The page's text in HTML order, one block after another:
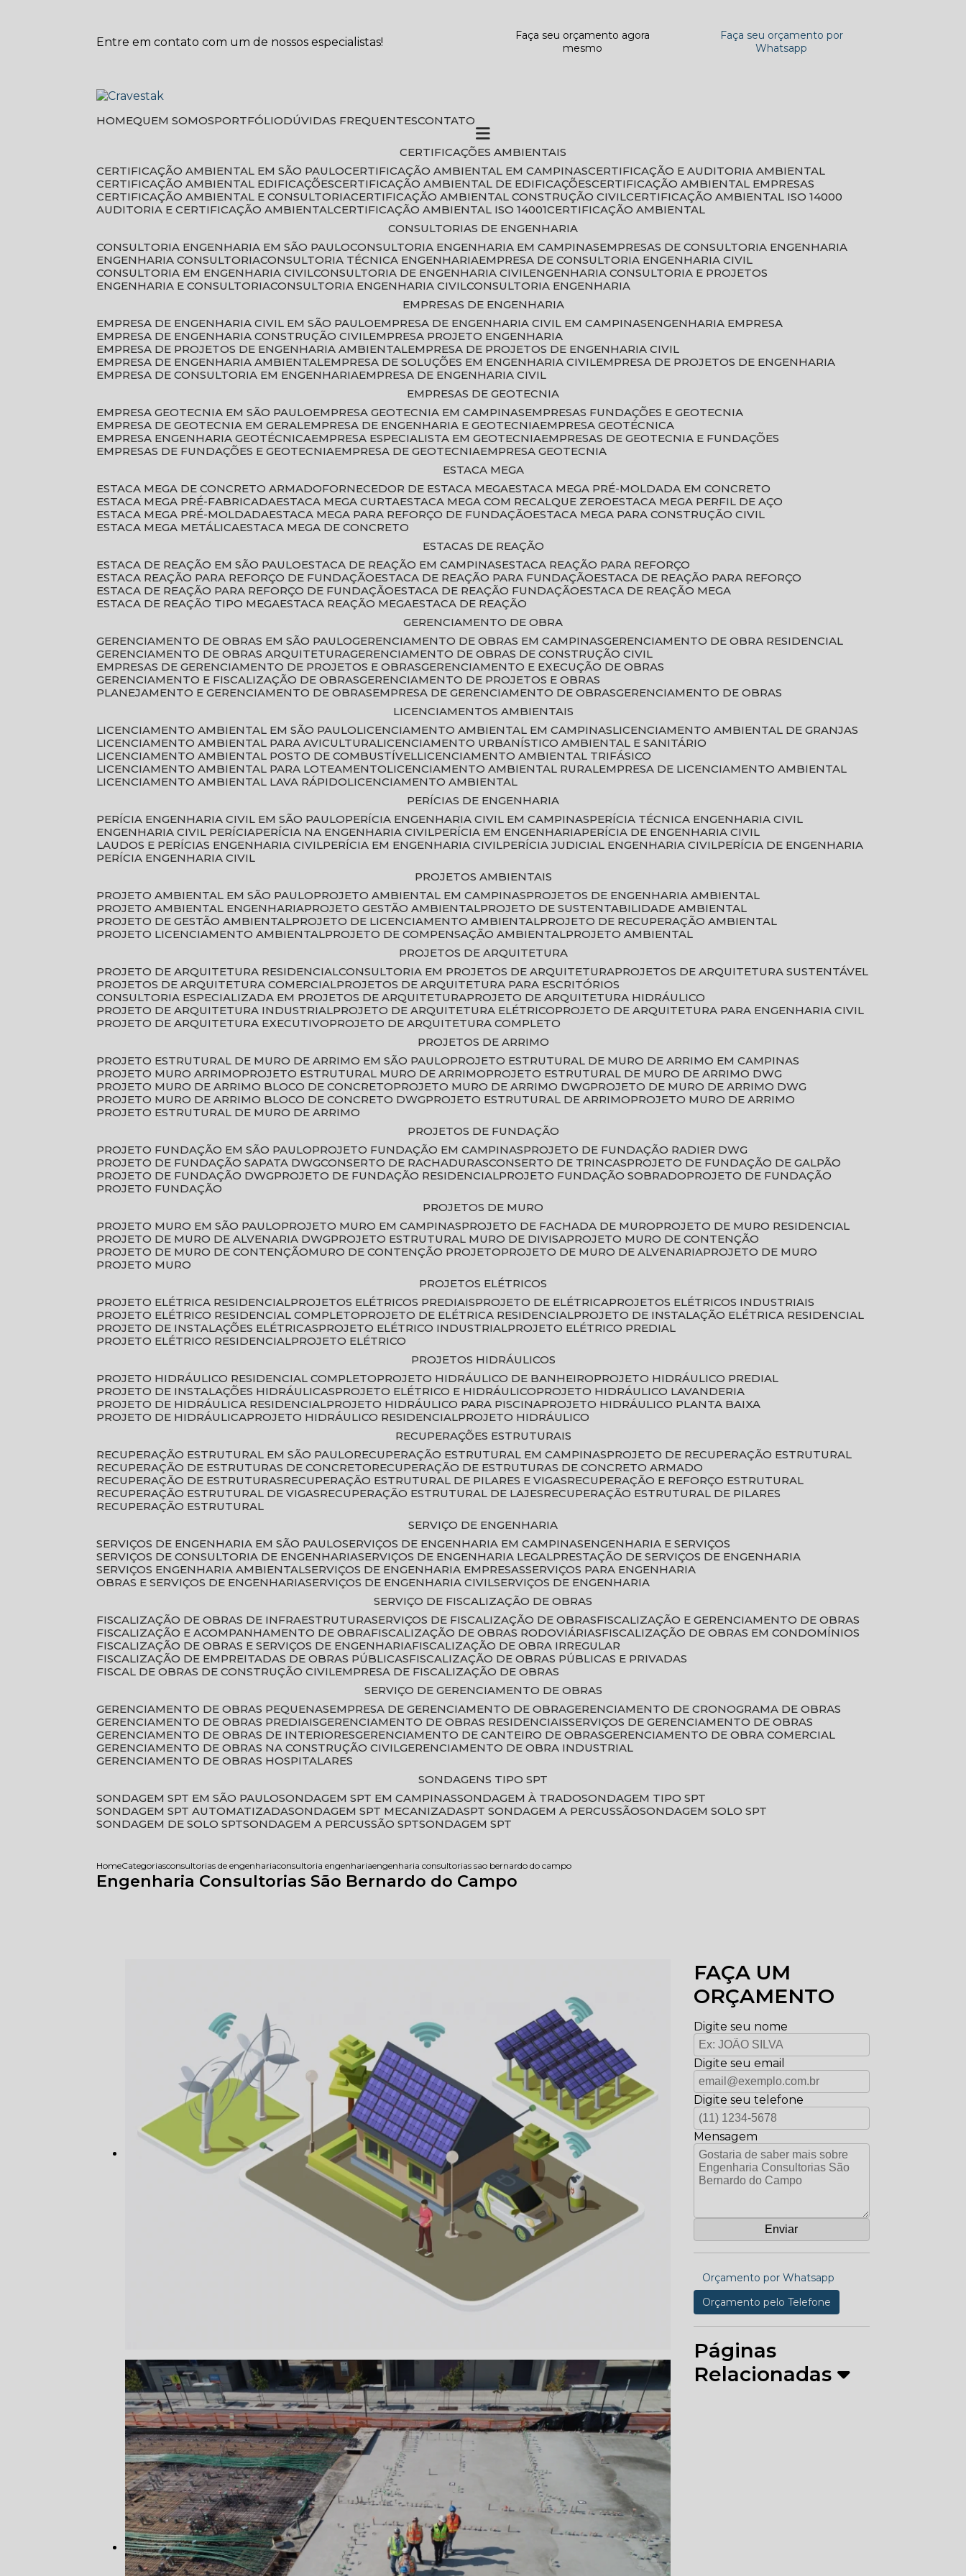
Entre em contato com um de nossos especialistas!
Faça seu orçamento agora
mesmo
Faça seu orçamento por
Whatsapp
HOME QUEM SOMOS PORTFÓLIO DÚVIDAS FREQUENTES CONTATO
CERTIFICAÇÕES AMBIENTAIS
CERTIFICAÇÃO AMBIENTAL EM SÃO PAULO
CERTIFICAÇÃO AMBIENTAL EM CAMPINAS
CERTIFICAÇÃO E AUDITORIA AMBIENTAL
CERTIFICAÇÃO AMBIENTAL EDIFICAÇÕES
CERTIFICAÇÃO AMBIENTAL DE EDIFICAÇÕES
CERTIFICAÇÃO AMBIENTAL EMPRESAS
CERTIFICAÇÃO AMBIENTAL E CONSULTORIA
CERTIFICAÇÃO AMBIENTAL CONSTRUÇÃO CIVIL
CERTIFICAÇÃO AMBIENTAL ISO 14000
AUDITORIA E CERTIFICAÇÃO AMBIENTAL
CERTIFICAÇÃO AMBIENTAL ISO 14001
CERTIFICAÇÃO AMBIENTAL
CONSULTORIAS DE ENGENHARIA
CONSULTORIA ENGENHARIA EM SÃO PAULO CONSULTORIA ENGENHARIA EM CAMPINAS
EMPRESAS DE CONSULTORIA ENGENHARIA
ENGENHARIA CONSULTORIA CONSULTORIA TÉCNICA ENGENHARIA EMPRESA DE CONSULTORIA ENGENHARIA CIVIL
CONSULTORIA EM ENGENHARIA CIVIL CONSULTORIA DE ENGENHARIA CIVIL ENGENHARIA CONSULTORIA E PROJETOS
ENGENHARIA E CONSULTORIA CONSULTORIA ENGENHARIA CIVIL CONSULTORIA ENGENHARIA
EMPRESAS DE ENGENHARIA
EMPRESA DE ENGENHARIA CIVIL EM SÃO PAULO
EMPRESA DE ENGENHARIA CIVIL EM CAMPINAS
ENGENHARIA EMPRESA
EMPRESA DE ENGENHARIA CONSTRUÇÃO CIVIL EMPRESA PROJETO ENGENHARIA
EMPRESA DE PROJETOS DE ENGENHARIA AMBIENTAL EMPRESA DE PROJETOS DE ENGENHARIA CIVIL
EMPRESA DE ENGENHARIA AMBIENTAL EMPRESA DE SOLUÇÕES EM ENGENHARIA CIVIL EMPRESA DE PROJETOS DE ENGENHARIA
EMPRESA DE CONSULTORIA EM ENGENHARIA EMPRESA DE ENGENHARIA CIVIL
EMPRESAS DE GEOTECNIA
EMPRESA GEOTECNIA EM SÃO PAULO
EMPRESA GEOTECNIA EM CAMPINAS
EMPRESAS FUNDAÇÕES E GEOTECNIA
EMPRESA DE GEOTECNIA EM GERAL EMPRESA DE ENGENHARIA E GEOTECNIA EMPRESA GEOTÉCNICA
EMPRESA ENGENHARIA GEOTÉCNICA EMPRESA ESPECIALISTA EM GEOTECNIA EMPRESAS DE GEOTECNIA E FUNDAÇÕES
EMPRESAS DE FUNDAÇÕES E GEOTECNIA EMPRESA DE GEOTECNIA EMPRESA GEOTECNIA
ESTACA MEGA
ESTACA MEGA DE CONCRETO ARMADO
FORNECEDOR DE ESTACA MEGA ESTACA MEGA PRÉ-MOLDADA EM CONCRETO
ESTACA MEGA PRÉ-FABRICADA ESTACA MEGA CURTA ESTACA MEGA COM RECALQUE ZERO
ESTACA MEGA PERFIL DE AÇO
ESTACA MEGA PRÉ-MOLDADA ESTACA MEGA PARA REFORÇO DE FUNDAÇÃO
ESTACA MEGA PARA CONSTRUÇÃO CIVIL
ESTACA MEGA METÁLICA ESTACA MEGA DE CONCRETO
ESTACAS DE REAÇÃO
ESTACA DE REAÇÃO EM SÃO PAULO
ESTACA DE REAÇÃO EM CAMPINAS
ESTACA REAÇÃO PARA REFORÇO
ESTACA REAÇÃO PARA REFORÇO DE FUNDAÇÃO
ESTACA DE REAÇÃO PARA FUNDAÇÃO
ESTACA DE REAÇÃO PARA REFORÇO
ESTACA DE REAÇÃO PARA REFORÇO DE FUNDAÇÃO
ESTACA DE REAÇÃO FUNDAÇÃO
ESTACA DE REAÇÃO MEGA
ESTACA DE REAÇÃO TIPO MEGA ESTACA REAÇÃO MEGA ESTACA DE REAÇÃO
GERENCIAMENTO DE OBRA
GERENCIAMENTO DE OBRAS EM SÃO PAULO
GERENCIAMENTO DE OBRAS EM CAMPINAS
GERENCIAMENTO DE OBRA RESIDENCIAL
GERENCIAMENTO DE OBRAS ARQUITETURA
GERENCIAMENTO DE OBRAS DE CONSTRUÇÃO CIVIL
EMPRESAS DE GERENCIAMENTO DE PROJETOS E OBRAS
GERENCIAMENTO E EXECUÇÃO DE OBRAS
GERENCIAMENTO E FISCALIZAÇÃO DE OBRAS
GERENCIAMENTO DE PROJETOS E OBRAS
PLANEJAMENTO E GERENCIAMENTO DE OBRAS
EMPRESA DE GERENCIAMENTO DE OBRAS
GERENCIAMENTO DE OBRAS
LICENCIAMENTOS AMBIENTAIS
LICENCIAMENTO AMBIENTAL EM SÃO PAULO LICENCIAMENTO AMBIENTAL EM CAMPINAS LICENCIAMENTO AMBIENTAL DE GRANJAS
LICENCIAMENTO AMBIENTAL PARA AVICULTURA LICENCIAMENTO URBANÍSTICO AMBIENTAL E SANITÁRIO
LICENCIAMENTO AMBIENTAL POSTO DE COMBUSTÍVEL LICENCIAMENTO AMBIENTAL TRIFÁSICO
LICENCIAMENTO AMBIENTAL PARA LOTEAMENTO LICENCIAMENTO AMBIENTAL RURAL EMPRESA DE LICENCIAMENTO AMBIENTAL
LICENCIAMENTO AMBIENTAL LAVA RÁPIDO LICENCIAMENTO AMBIENTAL
PERÍCIAS DE ENGENHARIA
PERÍCIA ENGENHARIA CIVIL EM SÃO PAULO
PERÍCIA ENGENHARIA CIVIL EM CAMPINAS
PERÍCIA TÉCNICA ENGENHARIA CIVIL
ENGENHARIA CIVIL PERÍCIA
PERÍCIA NA ENGENHARIA CIVIL PERÍCIA EM ENGENHARIA
PERÍCIA DE ENGENHARIA CIVIL
LAUDOS E PERÍCIAS ENGENHARIA CIVIL
PERÍCIA EM ENGENHARIA CIVIL PERÍCIA JUDICIAL ENGENHARIA CIVIL
PERÍCIA DE ENGENHARIA
PERÍCIA ENGENHARIA CIVIL
PROJETOS AMBIENTAIS
PROJETO AMBIENTAL EM SÃO PAULO
PROJETO AMBIENTAL EM CAMPINAS
PROJETOS DE ENGENHARIA AMBIENTAL
PROJETO AMBIENTAL ENGENHARIA
PROJETO GESTÃO AMBIENTAL
PROJETO DE SUSTENTABILIDADE AMBIENTAL
PROJETO DE GESTÃO AMBIENTAL
PROJETO DE LICENCIAMENTO AMBIENTAL
PROJETO DE RECUPERAÇÃO AMBIENTAL
PROJETO LICENCIAMENTO AMBIENTAL
PROJETO DE COMPENSAÇÃO AMBIENTAL
PROJETO AMBIENTAL
PROJETOS DE ARQUITETURA
PROJETO DE ARQUITETURA RESIDENCIAL CONSULTORIA EM PROJETOS DE ARQUITETURA
PROJETOS DE ARQUITETURA SUSTENTÁVEL
PROJETOS DE ARQUITETURA COMERCIAL
PROJETOS DE ARQUITETURA PARA ESCRITÓRIOS
CONSULTORIA ESPECIALIZADA EM PROJETOS DE ARQUITETURA
PROJETO DE ARQUITETURA HIDRÁULICO
PROJETO DE ARQUITETURA INDUSTRIAL
PROJETO DE ARQUITETURA ELÉTRICO
PROJETO DE ARQUITETURA PARA ENGENHARIA CIVIL
PROJETO DE ARQUITETURA EXECUTIVO
PROJETO DE ARQUITETURA COMPLETO
PROJETOS DE ARRIMO
PROJETO ESTRUTURAL DE MURO DE ARRIMO EM SÃO PAULO
PROJETO ESTRUTURAL DE MURO DE ARRIMO EM CAMPINAS
PROJETO MURO ARRIMO
PROJETO ESTRUTURAL MURO DE ARRIMO
PROJETO ESTRUTURAL DE MURO DE ARRIMO DWG
PROJETO MURO DE ARRIMO BLOCO DE CONCRETO
PROJETO MURO DE ARRIMO DWG
PROJETO DE MURO DE ARRIMO DWG
PROJETO MURO DE ARRIMO BLOCO DE CONCRETO DWG
PROJETO ESTRUTURAL DE ARRIMO
PROJETO MURO DE ARRIMO
PROJETO ESTRUTURAL DE MURO DE ARRIMO
PROJETOS DE FUNDAÇÃO
PROJETO FUNDAÇÃO EM SÃO PAULO
PROJETO FUNDAÇÃO EM CAMPINAS
PROJETO DE FUNDAÇÃO RADIER DWG
PROJETO DE FUNDAÇÃO SAPATA DWG CONSERTO DE RACHADURAS CONSERTO DE TRINCAS
PROJETO DE FUNDAÇÃO DE GALPÃO
PROJETO DE FUNDAÇÃO DWG
PROJETO DE FUNDAÇÃO RESIDENCIAL PROJETO FUNDAÇÃO SOBRADO
PROJETO DE FUNDAÇÃO
PROJETO FUNDAÇÃO
PROJETOS DE MURO
PROJETO MURO EM SÃO PAULO
PROJETO MURO EM CAMPINAS PROJETO DE FACHADA DE MURO
PROJETO DE MURO RESIDENCIAL
PROJETO DE MURO DE ALVENARIA DWG
PROJETO ESTRUTURAL MURO DE DIVISA
PROJETO MURO DE CONTENÇÃO
PROJETO DE MURO DE CONTENÇÃO
MURO DE CONTENÇÃO PROJETO PROJETO DE MURO DE ALVENARIA
PROJETO DE MURO
PROJETO MURO
PROJETOS ELÉTRICOS
PROJETO ELÉTRICA RESIDENCIAL
PROJETOS ELÉTRICOS PREDIAIS PROJETO DE ELÉTRICA
PROJETOS ELÉTRICOS INDUSTRIAIS
PROJETO ELÉTRICO RESIDENCIAL COMPLETO
PROJETO DE ELÉTRICA RESIDENCIAL
PROJETO DE INSTALAÇÃO ELÉTRICA RESIDENCIAL
PROJETO DE INSTALAÇÕES ELÉTRICAS
PROJETO ELÉTRICO INDUSTRIAL
PROJETO ELÉTRICO PREDIAL
PROJETO ELÉTRICO RESIDENCIAL
PROJETO ELÉTRICO
PROJETOS HIDRÁULICOS
PROJETO HIDRÁULICO RESIDENCIAL COMPLETO
PROJETO HIDRÁULICO DE BANHEIRO
PROJETO HIDRÁULICO PREDIAL
PROJETO DE INSTALAÇÕES HIDRÁULICAS
PROJETO ELÉTRICO E HIDRÁULICO
PROJETO HIDRÁULICO LAVANDERIA
PROJETO DE HIDRÁULICA RESIDENCIAL
PROJETO HIDRÁULICO PARA PISCINA
PROJETO HIDRÁULICO PLANTA BAIXA
PROJETO DE HIDRÁULICA
PROJETO HIDRÁULICO RESIDENCIAL
PROJETO HIDRÁULICO
RECUPERAÇÕES ESTRUTURAIS
RECUPERAÇÃO ESTRUTURAL EM SÃO PAULO
RECUPERAÇÃO ESTRUTURAL EM CAMPINAS
PROJETO DE RECUPERAÇÃO ESTRUTURAL
RECUPERAÇÃO DE ESTRUTURAS DE CONCRETO
RECUPERAÇÃO DE ESTRUTURAS DE CONCRETO ARMADO
RECUPERAÇÃO DE ESTRUTURAS
RECUPERAÇÃO ESTRUTURAL DE PILARES E VIGAS
RECUPERAÇÃO E REFORÇO ESTRUTURAL
RECUPERAÇÃO ESTRUTURAL DE VIGAS
RECUPERAÇÃO ESTRUTURAL DE LAJES
RECUPERAÇÃO ESTRUTURAL DE PILARES
RECUPERAÇÃO ESTRUTURAL
SERVIÇO DE ENGENHARIA
SERVIÇOS DE ENGENHARIA EM SÃO PAULO SERVIÇOS DE ENGENHARIA EM CAMPINAS
ENGENHARIA E SERVIÇOS
SERVIÇOS DE CONSULTORIA DE ENGENHARIA SERVIÇOS DE ENGENHARIA LEGAL
PRESTAÇÃO DE SERVIÇOS DE ENGENHARIA
SERVIÇOS ENGENHARIA AMBIENTAL SERVIÇOS DE ENGENHARIA EMPRESAS SERVIÇOS PARA ENGENHARIA
OBRAS E SERVIÇOS DE ENGENHARIA SERVIÇOS DE ENGENHARIA CIVIL SERVIÇOS DE ENGENHARIA
SERVIÇO DE FISCALIZAÇÃO DE OBRAS
FISCALIZAÇÃO DE OBRAS DE INFRAESTRUTURA SERVIÇOS DE FISCALIZAÇÃO DE OBRAS
FISCALIZAÇÃO E GERENCIAMENTO DE OBRAS
FISCALIZAÇÃO E ACOMPANHAMENTO DE OBRA FISCALIZAÇÃO DE OBRAS RODOVIÁRIAS
FISCALIZAÇÃO DE OBRAS EM CONDOMÍNIOS
FISCALIZAÇÃO DE OBRAS E SERVIÇOS DE ENGENHARIA FISCALIZAÇÃO DE OBRA IRREGULAR
FISCALIZAÇÃO DE EMPREITADAS DE OBRAS PÚBLICAS
FISCALIZAÇÃO DE OBRAS PÚBLICAS E PRIVADAS
FISCAL DE OBRAS DE CONSTRUÇÃO CIVIL EMPRESA DE FISCALIZAÇÃO DE OBRAS
SERVIÇO DE GERENCIAMENTO DE OBRAS
GERENCIAMENTO DE OBRAS PEQUENAS
EMPRESA DE GERENCIAMENTO DE OBRA
GERENCIAMENTO DE CRONOGRAMA DE OBRAS
GERENCIAMENTO DE OBRAS PREDIAIS
GERENCIAMENTO DE OBRAS RESIDENCIAIS SERVIÇOS DE GERENCIAMENTO DE OBRAS
GERENCIAMENTO DE OBRAS DE INTERIORES
GERENCIAMENTO DE CANTEIRO DE OBRAS
GERENCIAMENTO DE OBRA COMERCIAL
GERENCIAMENTO DE OBRAS NA CONSTRUÇÃO CIVIL
GERENCIAMENTO DE OBRA INDUSTRIAL
GERENCIAMENTO DE OBRAS HOSPITALARES
SONDAGENS TIPO SPT
SONDAGEM SPT EM SÃO PAULO SONDAGEM SPT EM CAMPINAS SONDAGEM À TRADO SONDAGEM TIPO SPT
SONDAGEM SPT AUTOMATIZADA SONDAGEM SPT MECANIZADA SPT SONDAGEM A PERCUSSÃO SONDAGEM SOLO SPT
SONDAGEM DE SOLO SPT SONDAGEM A PERCUSSÃO SPT SONDAGEM SPT
HomeCategoriasconsultorias de engenhariaconsultoria engenhariaengenharia consultorias sao bernardo do campo
Engenharia Consultorias São Bernardo do Campo
FAÇA UM
ORÇAMENTO
Digite seu nome
Digite seu email
Digite seu telefone
Mensagem
Orçamento por Whatsapp
Orçamento pelo Telefone
Páginas
Relacionadas